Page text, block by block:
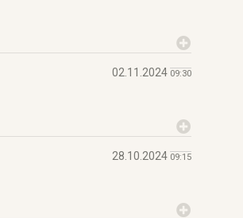
02.11.2024 09:30
28.10.2024 09:15